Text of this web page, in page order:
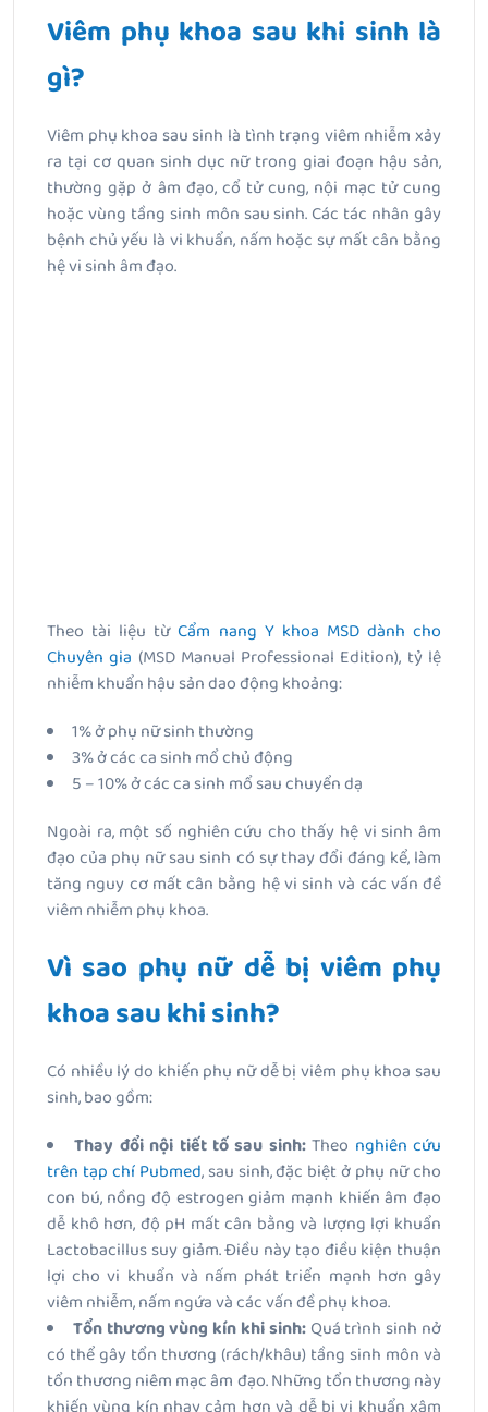
Viêm phụ khoa sau khi sinh là
gì?
Viêm phụ khoa sau sinh là tình trạng viêm nhiễm xảy
ra tại cơ quan sinh dục nữ trong giai đoạn hậu sản,
thường gặp ở âm đạo, cổ tử cung, nội mạc tử cung
hoặc vùng tầng sinh môn sau sinh. Các tác nhân gây
bệnh chủ yếu là vi khuẩn, nấm hoặc sự mất cân bằng
hệ vi sinh âm đạo.
Theo tài liệu từCẩm nang Y khoa MSD dành cho
Chuyên gia (MSD Manual Professional Edition), tỷ lệ
nhiễm khuẩn hậu sản dao động khoảng:
1% ở phụ nữ sinh thường
3% ở các ca sinh mổ chủ động
5 – 10% ở các ca sinh mổ sau chuyển dạ
Ngoài ra, một số nghiên cứu cho thấy hệ vi sinh âm
đạo của phụ nữ sau sinh có sự thay đổi đáng kể, làm
tăng nguy cơ mất cân bằng hệ vi sinh và các vấn đề
viêm nhiễm phụ khoa.
Vì sao phụ nữ dễ bị viêm phụ
khoa sau khi sinh?
Có nhiều lý do khiến phụ nữ dễ bị viêm phụ khoa sau
sinh, bao gồm:
Thay đổi nội tiết tố sau sinh:Theo nghiên cứu
trên tạp chí Pubmed, sau sinh, đặc biệt ở phụ nữ cho
con bú, nồng độ estrogen giảm mạnh khiến âm đạo
dễ khô hơn, độ pH mất cân bằng và lượng lợi khuẩn
Lactobacillus suy giảm. Điều này tạo điều kiện thuận
lợi cho vi khuẩn và nấm phát triển mạnh hơn gây
viêm nhiễm, nấm ngứa và các vấn đề phụ khoa.
Tổn thương vùng kín khi sinh:Quá trình sinh nở
có thể gây tổn thương (rách/khâu) tầng sinh môn và
tổn thương niêm mạc âm đạo. Những tổn thương này